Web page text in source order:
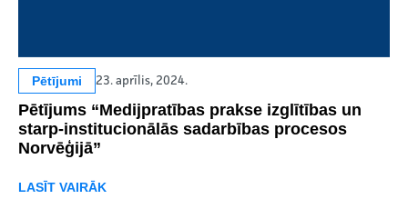
Pētījumi 23. aprīlis, 2024.
Pētījums “Medijpratības prakse izglītības un
starp-institucionālās sadarbības procesos
Norvēģijā”
LASĪT VAIRĀK